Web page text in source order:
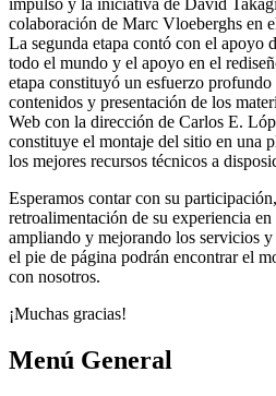
impulso y la iniciativa de David
colaboración de Marc Vloeberghs en
La segunda etapa contó con el apoyo
todo el mundo y el apoyo en el
etapa constituyó un esfuerzo
contenidos y presentación de los
Web con la dirección de Carlos E.
constituye el montaje del sitio en una
los mejores recursos técnicos a
Esperamos contar con su
retroalimentación de su experiencia
ampliando y mejorando los servicios
el pie de página podrán encontrar el
con nosotros.
¡Muchas gracias!
Menú General